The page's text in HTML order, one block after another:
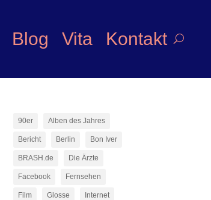
Blog Vita Kontakt
90er Alben des Jahres
Bericht Berlin Bon Iver
BRASH.de Die Ärzte
Facebook Fernsehen
Film Glosse Internet